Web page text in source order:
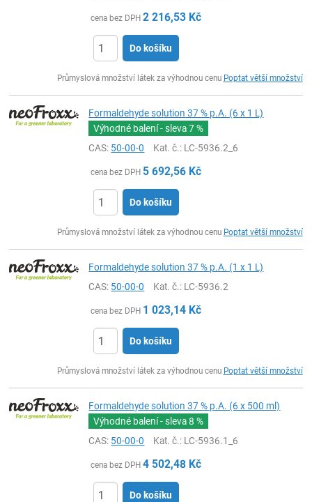
cena bez DPH 2 216,53 Kč
Do košíku
Průmyslová množství látek za výhodnou cenu Poptat větší množství
Formaldehyde solution 37 % p.A. (6 x 1 L)
Výhodné balení - sleva7 %
CAS: 50-00-0 Kat. č.: LC-5936.2_6
cena bez DPH 5 692,56 Kč
Do košíku
Průmyslová množství látek za výhodnou cenu Poptat větší množství
Formaldehyde solution 37 % p.A. (1 x 1 L)
CAS: 50-00-0 Kat. č.: LC-5936.2
cena bez DPH 1 023,14 Kč
Do košíku
Průmyslová množství látek za výhodnou cenu Poptat větší množství
Formaldehyde solution 37 % p.A. (6 x 500 ml)
Výhodné balení - sleva8 %
CAS: 50-00-0 Kat. č.: LC-5936.1_6
cena bez DPH 4 502,48 Kč
Do košíku